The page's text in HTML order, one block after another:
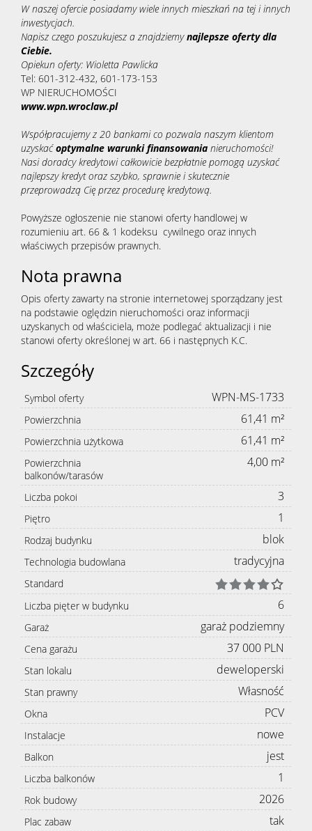
W naszej ofercie posiadamy wiele innych mieszkań na tej i innych
inwestycjach.
Napisz czego poszukujesz a znajdziemynajlepsze oferty dla
Ciebie.
Opiekun oferty: Wioletta Pawlicka
Tel: 601-312-432, 601-173-153
WP NIERUCHOMOŚCI
www.wpn.wroclaw.pl
Współpracujemy z 20 bankami co pozwala naszym klientom
uzyskaćoptymalne warunki finansowania nieruchomości!
Nasi doradcy kredytowi całkowicie bezpłatnie pomogą uzyskać
najlepszy kredyt oraz szybko, sprawnie i skutecznie
przeprowadzą Cię przez procedurę kredytową.
Powyższe ogłoszenie nie stanowi oferty handlowej w
rozumieniu art. 66 & 1 kodeksu cywilnego oraz innych
właściwych przepisów prawnych.
Nota prawna
Opis oferty zawarty na stronie internetowej sporządzany jest
na podstawie oględzin nieruchomości oraz informacji
uzyskanych od właściciela, może podlegać aktualizacji i nie
stanowi oferty określonej w art. 66 i następnych K.C.
Szczegóły
Symbol oferty WPN-MS-1733
Powierzchnia 61,41 m²
Powierzchnia użytkowa 61,41 m²
Powierzchnia
balkonów/tarasów
4,00 m²
Liczba pokoi 3
Piętro 1
Rodzaj budynku blok
Technologia budowlana tradycyjna
Standard
Liczba pięter w budynku
6
Garaż garaż podziemny
Cena garażu 37 000 PLN
Stan lokalu deweloperski
Stan prawny Własność
Okna PCV
Instalacje nowe
Balkon jest
Liczba balkonów 1
Rok budowy 2026
Plac zabaw tak